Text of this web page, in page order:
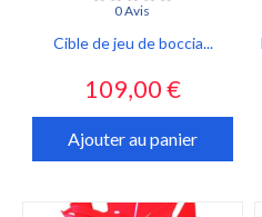
0 Avis
Cible de jeu de boccia...
Prix
109,00 €
Ajouter au panier